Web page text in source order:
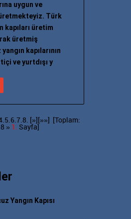
uygun ve
Türk
kapıları üretim
üretmiş
kapılarının
ve yurtdışı y
5.6.7.8. [»] [»»]
[Toplam:
8 » 1. Sayfa]
Yangın Kapısı